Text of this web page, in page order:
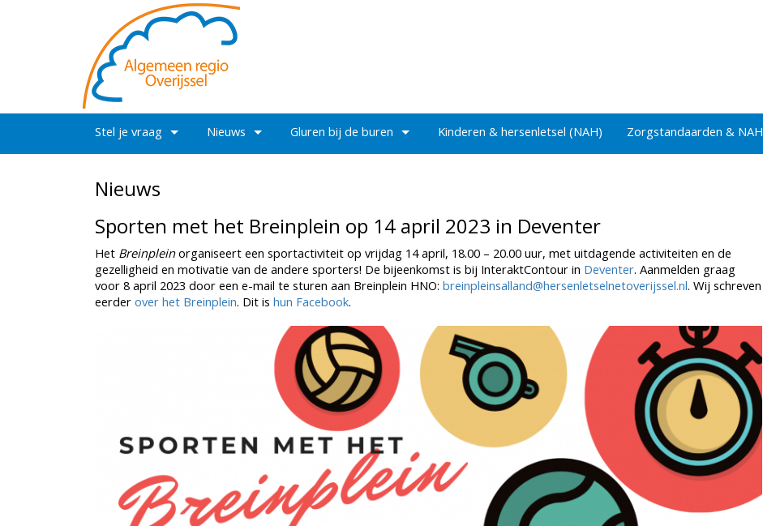
Stel je vraag Nieuws Gluren bij de buren Kinderen & hersenletsel (NAH) Zorgstandaarden & NAH
Nieuws
Sporten met het Breinplein op 14 april 2023 in Deventer
Het Breinpleinorganiseert een sportactiviteit op vrijdag 14 april, 18.00 – 20.00 uur, met uitdagende activiteiten en de
gezelligheid en motivatie van de andere sporters! De bijeenkomst is bij InteraktContour in Deventer. Aanmelden graag
voor 8 april 2023 door een e-mail te sturen aan Breinplein HNO: breinpleinsalland@hersenletselnetoverijssel.nl. Wij schreven
eerder over het Breinplein. Dit is hun Facebook.